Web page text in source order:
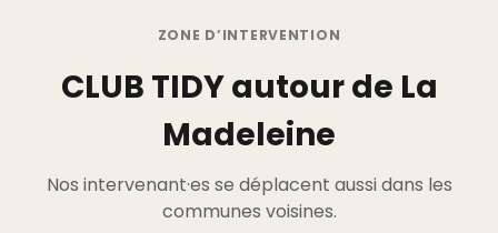
ZONE D’INTERVENTION
CLUB TIDY autour de La
Madeleine
Nos intervenant·es se déplacent aussi dans les
communes voisines.